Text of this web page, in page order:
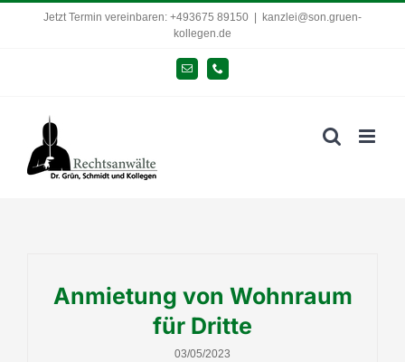
Jetzt Termin vereinbaren: +493675 89150
kanzlei@son.gruen-
kollegen.de
E-
Mail
Telefon
Anmietung von Wohnraum
für Dritte
03/05/2023